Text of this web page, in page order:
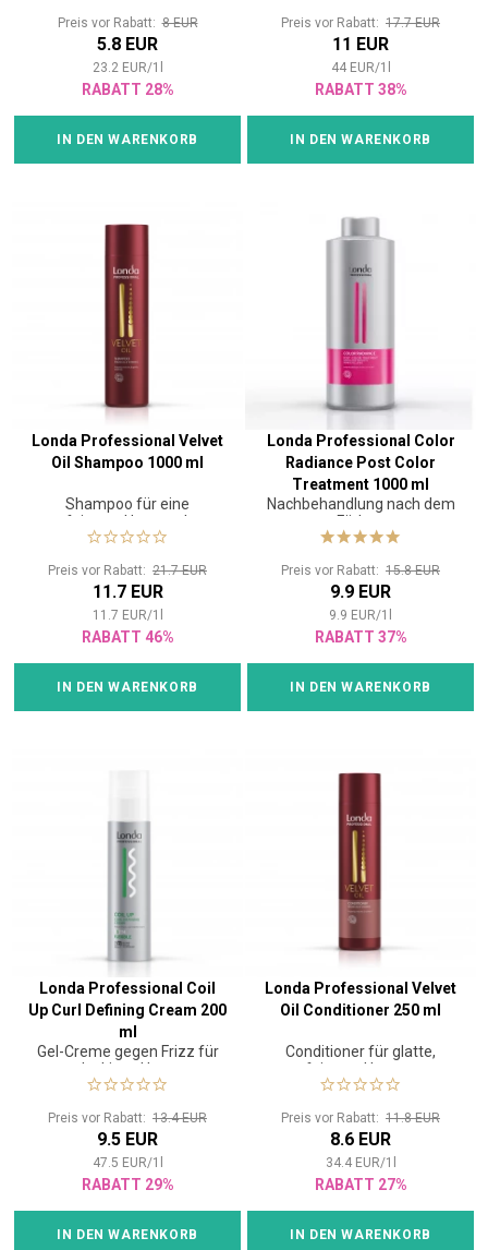
Preis vor Rabatt:8 EUR
5.8 EUR
23.2 EUR/1
RABATT 28%
IN DEN WARENKORB
Preis vor Rabatt: 17.7 EUR
11 EUR
44 EUR/1
RABATT 38%
IN DEN WARENKORB
Londa Professional Velvet
Oil Shampoo 1000 ml
Shampoo für eine
verfeinerte Haarstruktur
Preis vor Rabatt: 21.7 EUR
11.7 EUR
11.7 EUR/1
RABATT 46%
IN DEN WARENKORB
Londa Professional Color
Radiance Post Color
Treatment 1000 ml
Nachbehandlung nach dem
Färben
Preis vor Rabatt: 15.8 EUR
9.9 EUR
9.9 EUR/1
RABATT 37%
IN DEN WARENKORB
Londa Professional Coil
Up Curl Defining Cream 200
ml
Gel-Creme gegen Frizz für
lockiges Haar
Preis vor Rabatt: 13.4 EUR
9.5 EUR
47.5 EUR/1
RABATT 29%
IN DEN WARENKORB
Londa Professional Velvet
Oil Conditioner 250 ml
Conditioner für glatte,
verfeinerte Haartextur
Preis vor Rabatt: 11.8 EUR
8.6 EUR
34.4 EUR/1
RABATT 27%
IN DEN WARENKORB